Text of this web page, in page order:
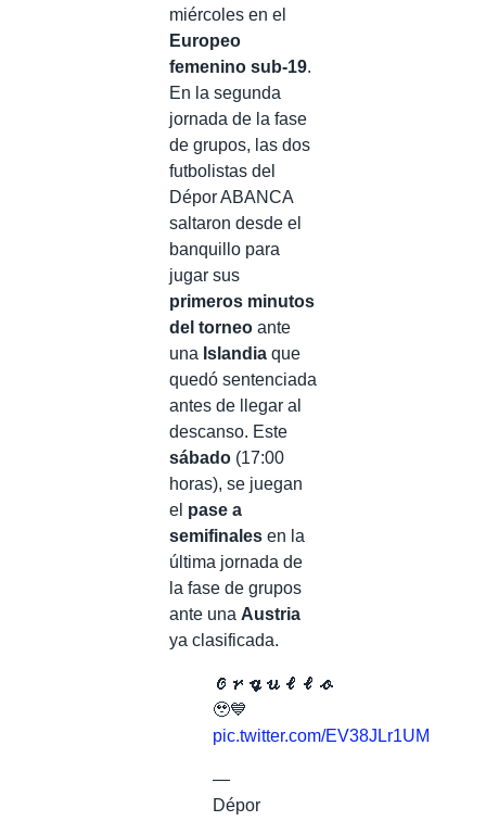
miércoles en el
Europeo
femenino sub-19.
En la segunda
jornada de la fase
de grupos, las dos
futbolistas del
Dépor ABANCA
saltaron desde el
banquillo para
jugar sus
primeros minutos
del torneo ante
una Islandia que
quedó sentenciada
antes de llegar al
descanso. Este
sábado (17:00
horas), se juegan
el pase a
semifinales en la
última jornada de
la fase de grupos
ante una Austria
ya clasificada.
𝓞𝓻𝓰𝓾𝓵𝓵𝓸
🥹💙
pic.twitter.com/EV38JLr1UM
—
Dépor